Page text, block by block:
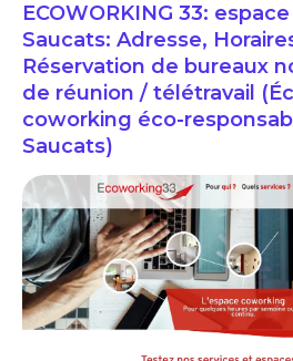
ECOWORKING 33:
Saucats: Adresse,
Réservation de bureaux
de réunion / télétravail
coworking éco-
Saucats)